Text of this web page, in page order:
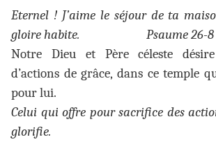
Eternel ! J’aime le séjour de ta
gloire habite. Psaume 26-8
Notre Dieu et Père céleste
d’actions de grâce, dans ce temple
pour lui.
Celui qui offre pour sacrifice des
glorifie.